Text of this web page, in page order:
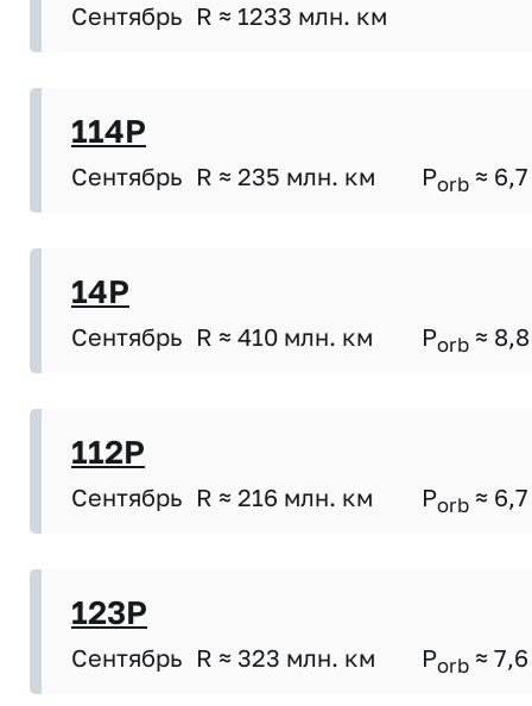
Сентябрь R ≈ 1233 млн. км
114P
Сентябрь R ≈ 235 млн. км Porb ≈ 6,7
14P
Сентябрь R ≈ 410 млн. км Porb ≈ 8,8
112P
Сентябрь R ≈ 216 млн. км Porb ≈ 6,7
123P
Сентябрь R ≈ 323 млн. км Porb ≈ 7,6